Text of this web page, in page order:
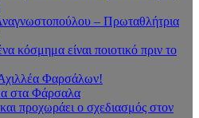
– Πρωταθλήτρια
κόσμημα είναι ποιοτικό πριν το
Φαρσάλων!
στα Φάρσαλα
προχωράει ο σχεδιασμός στον